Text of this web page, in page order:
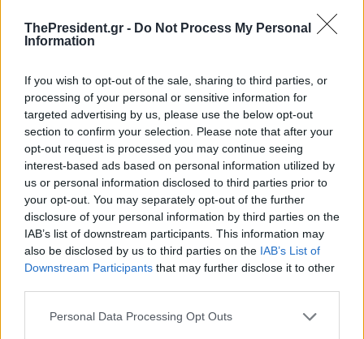
ThePresident.gr - Do Not Process My Personal
Information
If you wish to opt-out of the sale, sharing to third parties, or
processing of your personal or sensitive information for
targeted advertising by us, please use the below opt-out
section to confirm your selection. Please note that after your
opt-out request is processed you may continue seeing
interest-based ads based on personal information utilized by
us or personal information disclosed to third parties prior to
your opt-out. You may separately opt-out of the further
disclosure of your personal information by third parties on the
IAB’s list of downstream participants. This information may
also be disclosed by us to third parties on the IAB’s List of
Downstream Participants that may further disclose it to other
Personal Data Processing Opt Outs